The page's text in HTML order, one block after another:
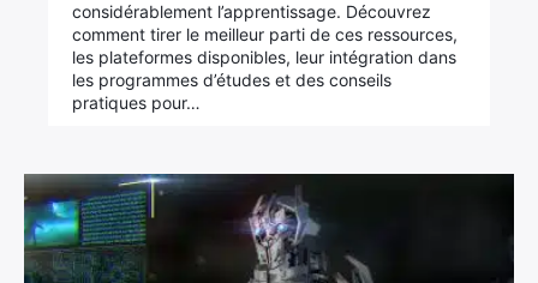
considérablement l’apprentissage. Découvrez
comment tirer le meilleur parti de ces ressources,
les plateformes disponibles, leur intégration dans
les programmes d’études et des conseils
pratiques pour…